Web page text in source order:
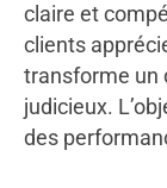
claire et
clients
transforme un
judicieux.
des